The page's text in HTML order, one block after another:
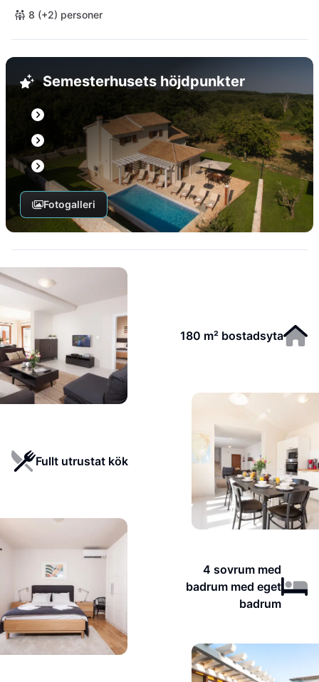
8 (+2) personer
Semesterhusets höjdpunkter
Fotogalleri
180 m² bostadsyta
Fullt utrustat kök
4 sovrum med
badrum med eget
badrum